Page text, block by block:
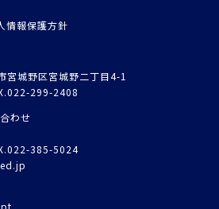
情報保護方針
宮城野区宮城野二丁目4-1
299-2408
わせ
385-5024